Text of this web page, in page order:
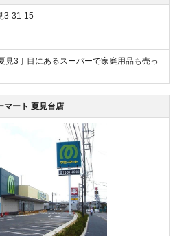
3-31-15
見3丁目にあるスーパーで家庭用品も売っ
マート 夏見台店